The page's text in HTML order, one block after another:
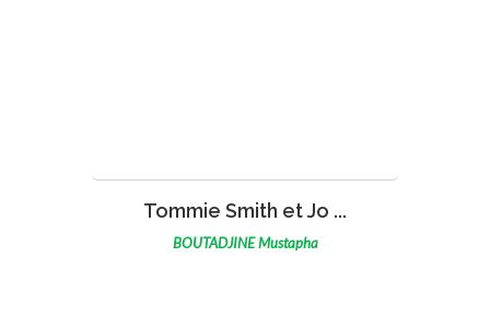
VOIR L'ŒUVRE
Tommie Smith et Jo ...
BOUTADJINE Mustapha